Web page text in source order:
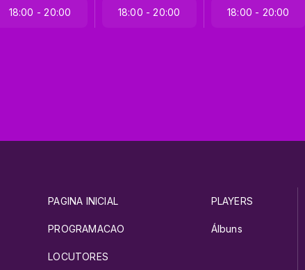
18:00 - 20:00 18:00 - 20:00 18:00 - 20:00
PAGINA INICIAL
PROGRAMACAO
LOCUTORES
PLAYERS
Álbuns